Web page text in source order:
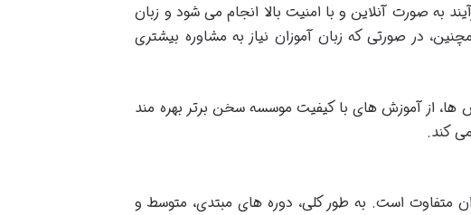
به صورت آنلاین و با امنیت بالا انجام می شود و زبان
در صورتی که زبان آموزان نیاز به مشاوره بیشتری
از آموزش های با کیفیت موسسه سخن برتر بهره مند
کند.
متفاوت است. به طور کلی، دوره های مبتدی، متوسط و